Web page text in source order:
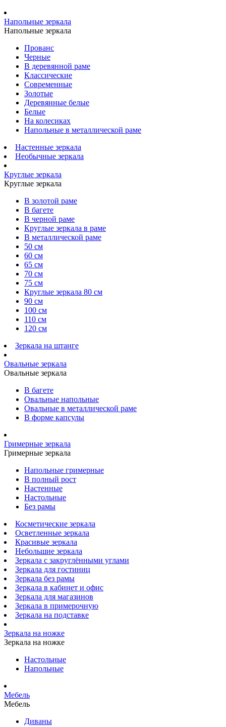
Напольные зеркала
Напольные зеркала
Прованс
Черные
В деревянной раме
Классические
Современные
Золотые
Деревянные белые
Белые
На колесиках
Напольные в металлической раме
Настенные зеркала
Необычные зеркала
Круглые зеркала
Круглые зеркала
В золотой раме
В багете
В черной раме
Круглые зеркала в раме
В металлической раме
50 см
60 см
65 см
70 см
75 см
Круглые зеркала 80 см
90 см
100 см
110 см
120 см
Зеркала на штанге
Овальные зеркала
Овальные зеркала
В багете
Овальные напольные
Овальные в металлической раме
В форме капсулы
Гримерные зеркала
Гримерные зеркала
Напольные гримерные
В полный рост
Настенные
Настольные
Без рамы
Косметические зеркала
Осветленные зеркала
Красивые зеркала
Небольшие зеркала
Зеркала с закруглёнными углами
Зеркала для гостиниц
Зеркала без рамы
Зеркала в кабинет и офис
Зеркала для магазинов
Зеркала в примерочную
Зеркала на подставке
Зеркала на ножке
Зеркала на ножке
Настольные
Напольные
Мебель
Мебель
Диваны